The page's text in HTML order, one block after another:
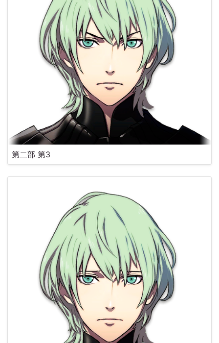
第二部 第3